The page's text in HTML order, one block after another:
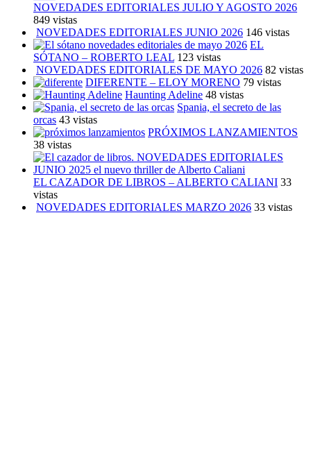
NOVEDADES EDITORIALES JULIO Y AGOSTO 2026
849 vistas
NOVEDADES EDITORIALES JUNIO 2026 146 vistas
EL
SÓTANO – ROBERTO LEAL 123 vistas
NOVEDADES EDITORIALES DE MAYO 2026 82 vistas
DIFERENTE – ELOY MORENO 79 vistas
Haunting Adeline 48 vistas
Spania, el secreto de las
orcas 43 vistas
PRÓXIMOS LANZAMIENTOS
38 vistas
EL CAZADOR DE LIBROS – ALBERTO CALIANI 33
vistas
NOVEDADES EDITORIALES MARZO 2026 33 vistas